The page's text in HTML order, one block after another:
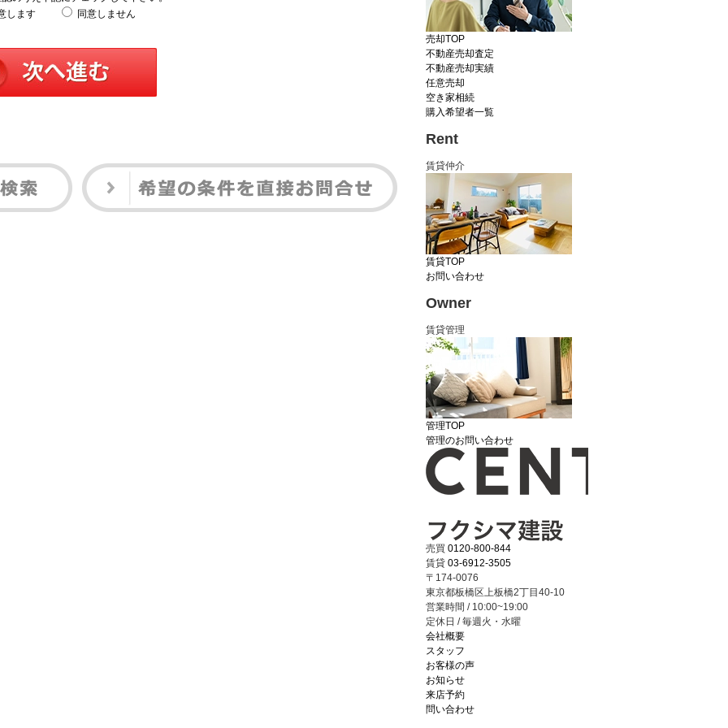
します
同意しません
売却TOP
不動産売却査定
不動産売却実績
任意売却
空き家相続
購入希望者一覧
Rent
賃貸仲介
賃貸TOP
お問い合わせ
Owner
賃貸管理
管理TOP
管理のお問い合わせ
売買 0120-800-844
賃貸 03-6912-3505
〒174-0076
東京都板橋区上板橋2丁目40-10
営業時間 / 10:00~19:00
定休日 / 毎週火・水曜
会社概要
スタッフ
お客様の声
お知らせ
来店予約
問い合わせ